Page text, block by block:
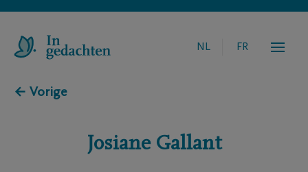
NL FR
← Vorige
Josiane Gallant